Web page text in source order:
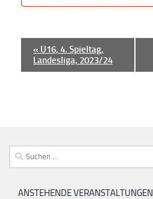
t
a
l
« U16, 4. Spieltag,
Landesliga, 2023/24
Suchen
nach:
ANSTEHENDE VERANSTALTUNGEN